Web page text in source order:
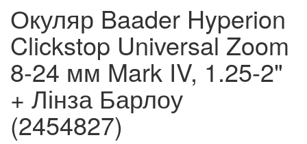
Окуляр Baader Hyperion
Clickstop Universal Zoom
8-24 мм Mark IV, 1.25-2"
+ Лінза Барлоу
(2454827)